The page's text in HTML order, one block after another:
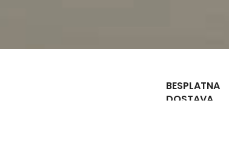
BESPLATNA
DOSTAVA